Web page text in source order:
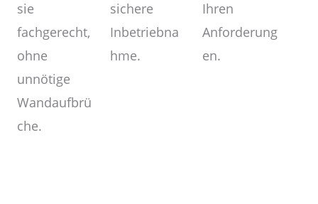
sie
fachgerecht,
ohne
unnötige
Wandaufbrü
che.
sichere
Inbetriebna
hme.
Ihren
Anforderung
en.